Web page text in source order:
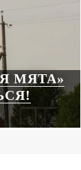
МЯТА»